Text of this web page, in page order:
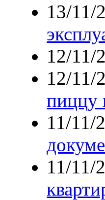
13/11/
12/11/
12/11/
пиццу
11/11/
11/11/